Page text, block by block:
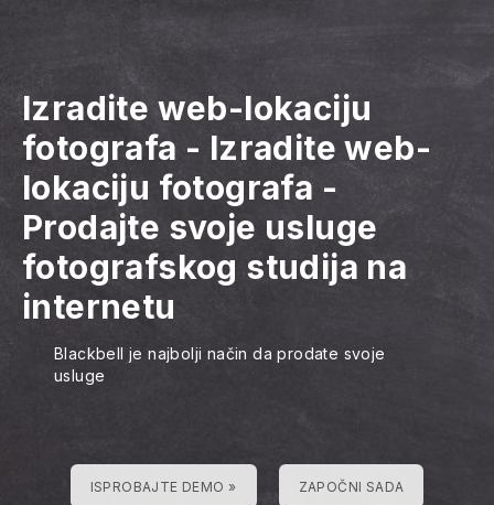
Izradite web-lokaciju
fotografa - Izradite web-
lokaciju fotografa -
Prodajte svoje usluge
fotografskog studija na
internetu
Blackbell je najbolji način da prodate svoje
usluge
ISPROBAJTE DEMO » ZAPOČNI SADA